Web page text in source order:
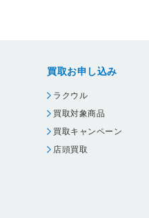
買取お申し込み
ラクウル
買取対象商品
買取キャンペーン
店頭買取